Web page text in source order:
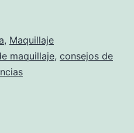
, Maquillaje
maquillaje, consejos de